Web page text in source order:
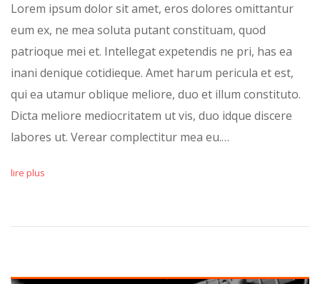
Lorem ipsum dolor sit amet, eros dolores omittantur
eum ex, ne mea soluta putant constituam, quod
patrioque mei et. Intellegat expetendis ne pri, has ea
inani denique cotidieque. Amet harum pericula et est,
qui ea utamur oblique meliore, duo et illum constituto.
Dicta meliore mediocritatem ut vis, duo idque discere
labores ut. Verear complectitur mea eu.…
lire plus